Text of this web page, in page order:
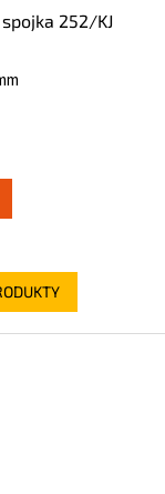
252/KJ